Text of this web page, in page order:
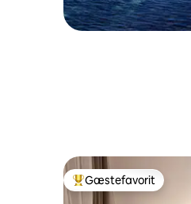
Bedste gæstefavorit
Gæstefavorit